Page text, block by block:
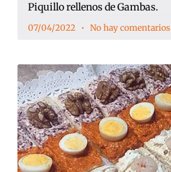
Piquillo rellenos de Gambas.
07/04/2022 No hay comentarios